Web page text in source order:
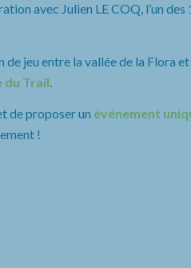
avec Julien LE COQ, l’un
jeu entre la vallée de la Flora
du Trail
de proposer un événement
!